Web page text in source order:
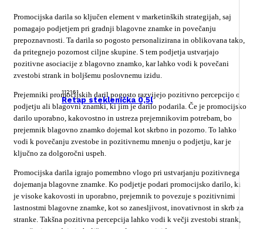
112161
Retap steklenička 0,5l
Promocijska darila so ključen element v marketinških strategijah, saj
pomagajo podjetjem pri gradnji blagovne znamke in povečanju
prepoznavnosti. Ta darila so pogosto personalizirana in oblikovana tako,
da pritegnejo pozornost ciljne skupine. S tem podjetja ustvarjajo
pozitivne asociacije z blagovno znamko, kar lahko vodi k povečani
zvestobi strank in boljšemu poslovnemu izidu.
Prejemniki promocijskih daril pogosto razvijejo pozitivno percepcijo o
podjetju ali blagovni znamki, ki jim je darilo podarila. Če je promocijsko
darilo uporabno, kakovostno in ustreza prejemnikovim potrebam, bo
prejemnik blagovno znamko dojemal kot skrbno in pozorno. To lahko
vodi k povečanju zvestobe in pozitivnemu mnenju o podjetju, kar je
ključno za dolgoročni uspeh.
Promocijska darila igrajo pomembno vlogo pri ustvarjanju pozitivnega
dojemanja blagovne znamke. Ko podjetje podari promocijsko darilo, ki
je visoke kakovosti in uporabno, prejemnik to povezuje s pozitivnimi
lastnostmi blagovne znamke, kot so zanesljivost, inovativnost in skrb za
stranke. Takšna pozitivna percepcija lahko vodi k večji zvestobi strank,